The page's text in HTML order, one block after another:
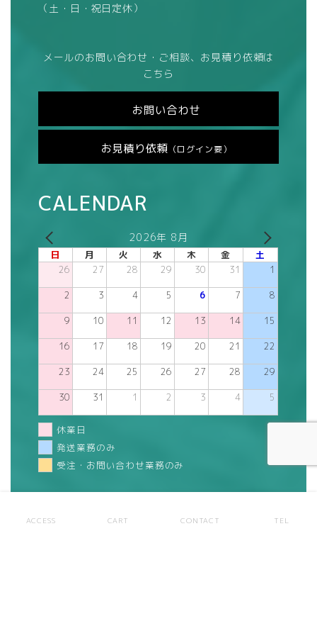
（土・日・祝日定休）
メールのお問い合わせ・ご相談、お見積り依頼は
こちら
お問い合わせ
お見積り依頼 （ログイン要）
CALENDAR
2026年 8月
日 月 火 水 木 金 土
26 27 28 29 30 31 1
2 3 4 5 6 7 8
9 10 11 12 13 14 15
16 17 18 19 20 21 22
23 24 25 26 27 28 29
30 31 1 2 3 4 5
休業日
発送業務のみ
受注・お問い合わせ業務のみ
ACCESS CART CONTACT TEL